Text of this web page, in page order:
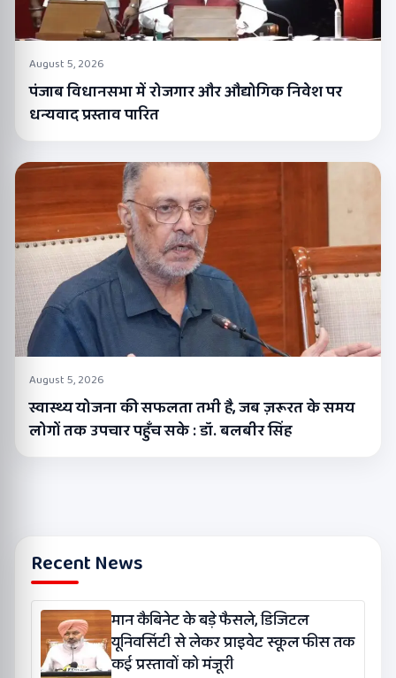
August 5, 2026
पंजाब विधानसभा में रोजगार और औद्योगिक निवेश पर
धन्यवाद प्रस्ताव पारित
August 5, 2026
स्वास्थ्य योजना की सफलता तभी है, जब ज़रूरत के समय
लोगों तक उपचार पहुँच सके : डॉ. बलबीर सिंह
Recent News
मान कैबिनेट के बड़े फैसले, डिजिटल
यूनिवर्सिटी से लेकर प्राइवेट स्कूल फीस तक
कई प्रस्तावों को मंजूरी